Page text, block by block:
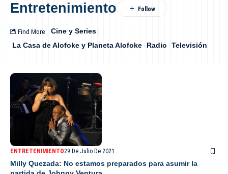
Entretenimiento
Find More: Cine y Series
La Casa de Alofoke y Planeta Alofoke
Radio Televisión
ENTRETENIMIENTO29 De Julio De 2021
Milly Quezada: No estamos preparados para asumir la